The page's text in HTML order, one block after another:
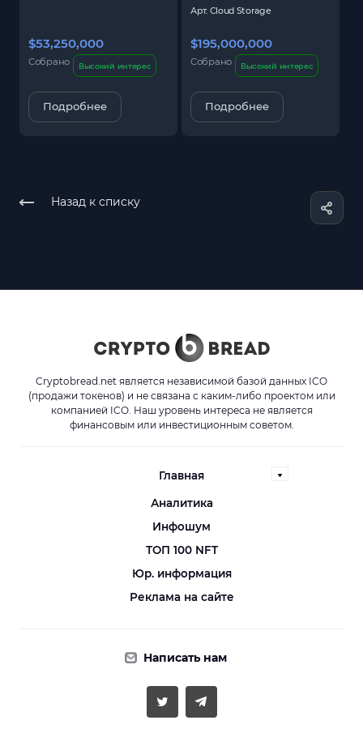
$53,250,000
Собрано Высокий интерес
Подробнее
Арт. Cloud Storage
$195,000,000
Собрано Высокий интерес
Подробнее
Назад к списку
Cryptobread.net является независимой базой данных ICO
(продажи токенов) и не связана с каким-либо проектом или
компанией ICO. Наш уровень интереса не является
финансовым или инвестиционным советом.
Главная
Аналитика
Инфошум
ТОП 100 NFT
Юр. информация
Реклама на сайте
Написать нам